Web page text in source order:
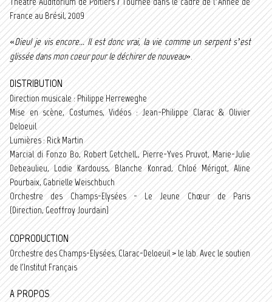
France au Brésil, 2009
«Dieu! je vis encore... Il est donc vrai, la vie comme un serpent s’est
glissée dans mon coeur pour le déchirer de nouveau».
DISTRIBUTION
Direction musicale : Philippe Herreweghe
Mise en scène, Costumes, Vidéos : Jean-Philippe Clarac & Olivier
Deloeuil
Lumières : Rick Martin
Marcial di Fonzo Bo, Robert Getchell,, Pierre-Yves Pruvot, Marie-Julie
Debeaulieu, Lodie Kardouss, Blanche Konrad, Chloé Mérigot, Aline
Pourbaix, Gabrielle Weischbuch
Orchestre des Champs-Elysées - Le Jeune Chœur de Paris
(Direction, Geoffroy Jourdain)
COPRODUCTION
Orchestre des Champs-Elysées, Clarac-Deloeuil > le lab. Avec le soutien
de l'Institut Français
A PROPOS